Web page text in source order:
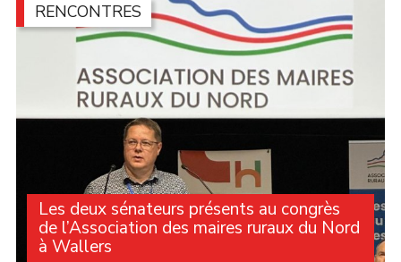
RENCONTRES
Les deux sénateurs présents au congrès
de l’Association des maires ruraux du Nord
à Wallers